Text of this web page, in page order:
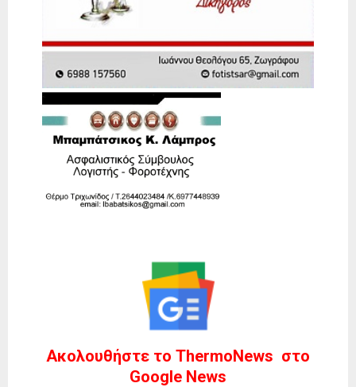
Ακολουθήστε το ThermoNews στο
Google News